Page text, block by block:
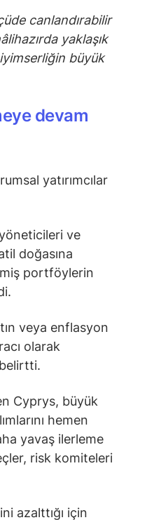
canlandırabilir
yaklaşık
iyimserliğin büyük
devam
yatırımcılar
ve
doğasına
portföylerin
veya enflasyon
olarak
belirtti.
Cyprys, büyük
hemen
yavaş ilerleme
risk komiteleri
azalttığı için